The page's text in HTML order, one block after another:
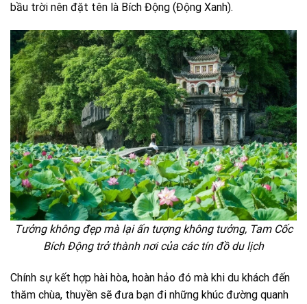
bầu trời nên đặt tên là Bích Động (Động Xanh).
Tưởng không đẹp mà lại ấn tượng không tưởng, Tam Cốc
Bích Động trở thành nơi của các tín đồ du lịch
Chính sự kết hợp hài hòa, hoàn hảo đó mà khi du khách đến
thăm chùa, thuyền sẽ đưa bạn đi những khúc đường quanh